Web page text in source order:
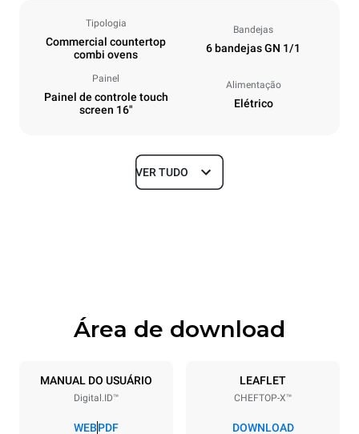
Tipologia
Commercial countertop
combi ovens
Bandejas
6 bandejas GN 1/1
Painel
Painel de controle touch
screen 16"
Alimentação
Elétrico
Dimensões
Especificações da bandeja
6 GN 1/1
Distância entre as bandejas
VER TUDO
Área de download
MANUAL DO USUÁRIO
Digital.ID™
WEBPDF
LEAFLET
CHEFTOP-X™
DOWNLOAD